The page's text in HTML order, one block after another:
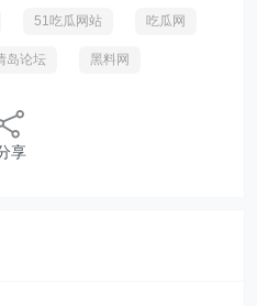
51吃瓜网站 吃瓜网
岛论坛 黑料网
享